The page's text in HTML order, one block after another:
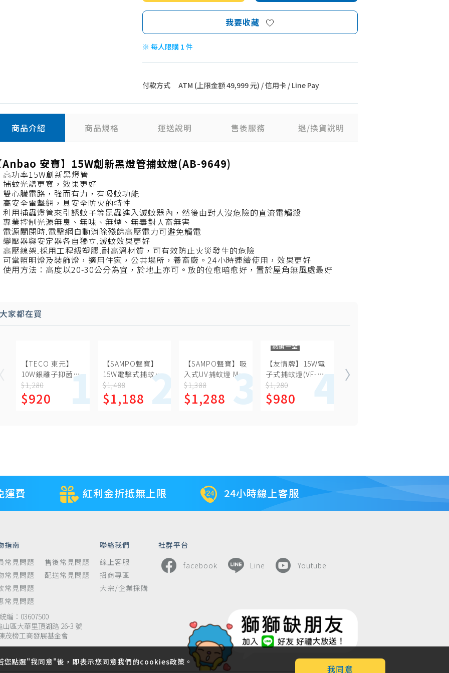
我要收藏
※ 每人限購 1 件
付款方式 ATM (上限金額 49,999 元) / 信用卡 / Line Pay
商品介紹 商品規格 運送說明 售後服務 退/換貨說明
Anbao 安寶】15W創新黑燈管捕蚊燈(AB-9649)
功率15W創新黑燈管
蚊光譜更寬，效果更好
心臟電路，強而有力，有吸蚊功能
安全電擊網，具安全防火的特性
用捕蟲燈管來引誘蚊子等昆蟲進入滅蚊器內，然後由對人沒危險的直流電觸殺
業控制光源無臭、無味、無煙、無毒對人畜無害
源關閉時.電擊網自動消除殘餘高壓電力可避免觸電
壓器與安定器各自獨立.滅蚊效果更好
壓線架.採用工程級塑膠.耐高溫材質，可有效防止火災發生的危險
當照明燈及裝飾燈，適用住家，公共場所，養畜廠。24小時連續使用，效果更好
用方法：高度以20-30公分為宜，於地上亦可。放的位愈暗愈好，置於屋角無風處最好
大家都在買
【TECO 東元】
10W銀離子抑菌捕
蚊燈(XYFYK106)
$1,280
$920
【SAMPO聲寶】
15W電擊式捕蚊燈
ML-DH15S
$1,488
$1,188
【SAMPO聲寶】吸
入式UV捕蚊燈 ML-
JC03E
$1,388
$1,288
熱銷一空
【友情牌】15W電
子式捕蚊燈(VF-
1516)飛利浦燈管
補蚊燈/捕蚊燈/電
蚊燈/滅蚊燈
$1,280
$980
全方位USB迷你電
運費 紅利金折抵無上限 24小時線上客服
指南
常見問題
常見問題
常見問題
常見問題
售後常見問題
配送常見問題
聯絡我們
線上客服
招商專區
大宗/企業採購
社群平台
facebook Line Youtube
編：03607500
山區大華里頂湖路 26-3 號
茂榜工商發展基金會
點選"我同意"後，即表示您同意我們的cookies政策。
我同意